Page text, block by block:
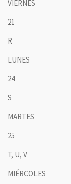
VIERNES
21
R
LUNES
24
S
MARTES
25
T, U, V
MIÉRCOLES